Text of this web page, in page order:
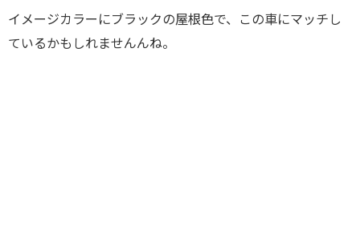
イメージカラーにブラックの屋根色で、この車にマッチし
ているかもしれませんんね。